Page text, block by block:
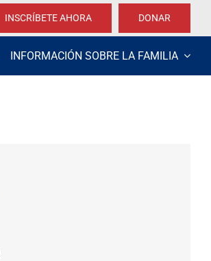
INSCRÍBETE AHORA DONAR
INFORMACIÓN SOBRE LA FAMILIA